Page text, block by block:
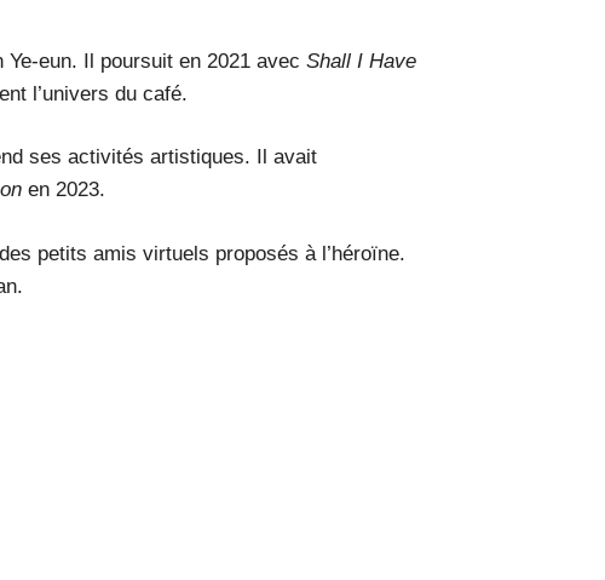
Ye-eun. Il poursuit en 2021 avec Shall I Have
l’univers du café.
ses activités artistiques. Il avait
en 2023.
petits amis virtuels proposés à l’héroïne.